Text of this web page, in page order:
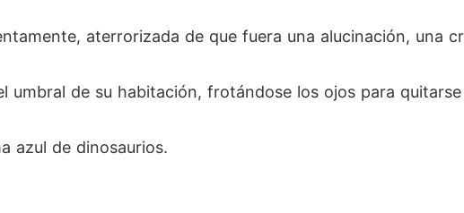
aterrorizada de que fuera una alucinación, una
umbral de su habitación, frotándose los ojos para quitarse
azul de dinosaurios.